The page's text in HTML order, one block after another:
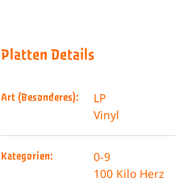
Platten Details
Art (Besonderes):
LP
Vinyl
Kategorien:
0-9
100 Kilo Herz